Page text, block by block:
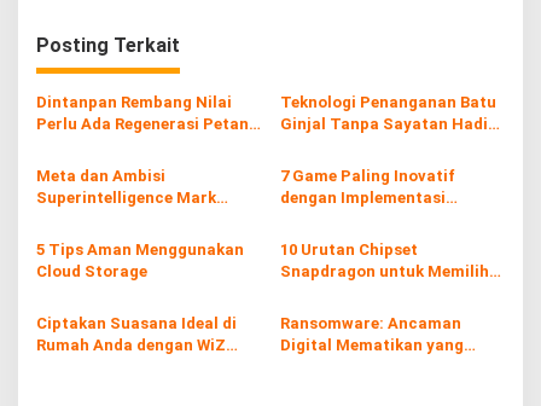
i
g
a
s
i
p
s
Posting Terkait
Dintanpan Rembang Nilai
Perlu Ada Regenerasi Petani
Teknologi Penanganan Batu
Ginjal Tanpa Sayatan Hadir
Meta dan Ambisi
Superintelligence Mark
Kecerdasan Buatan yang
Melampaui Manusia
7 Game Paling Inovatif
dengan Implementasi
5 Tips Aman Menggunakan
Cloud Storage
10 Urutan Chipset
Snapdragon untuk Memilih
Ciptakan Suasana Ideal di
Rumah Anda dengan WiZ
Ransomware: Ancaman
Digital Mematikan yang